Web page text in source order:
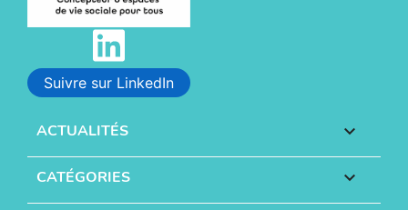
Suivre sur LinkedIn
ACTUALITÉS 
CATÉGORIES 